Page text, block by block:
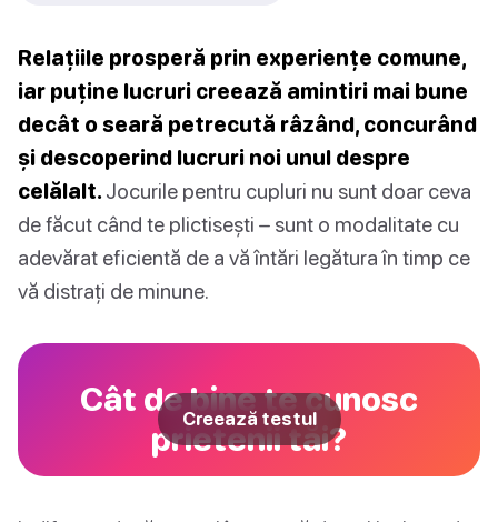
Relațiile prosperă prin experiențe comune,
iar puține lucruri creează amintiri mai bune
decât o seară petrecută râzând, concurând
și descoperind lucruri noi unul despre
celălalt. Jocurile pentru cupluri nu sunt doar ceva
de făcut când te plictisești – sunt o modalitate cu
adevărat eficientă de a vă întări legătura în timp ce
vă distrați de minune.
Cât de bine te cunosc
prietenii tăi?
Creează testul